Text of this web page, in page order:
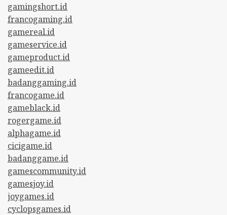
gamingshort.id
francogaming.id
gamereal.id
gameservice.id
gameproduct.id
gameedit.id
badanggaming.id
francogame.id
gameblack.id
rogergame.id
alphagame.id
cicigame.id
badanggame.id
gamescommunity.id
gamesjoy.id
joygames.id
cyclopsgames.id